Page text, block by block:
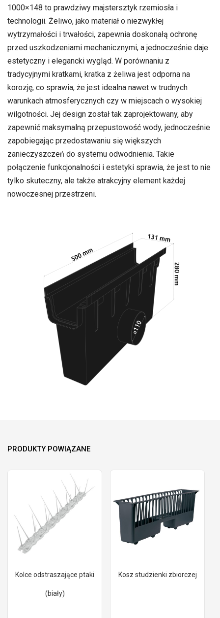
1000×148 to prawdziwy majstersztyk rzemiosła i
technologii. Żeliwo, jako materiał o niezwykłej
wytrzymałości i trwałości, zapewnia doskonałą ochronę
przed uszkodzeniami mechanicznymi, a jednocześnie daje
estetyczny i elegancki wygląd. W porównaniu z
tradycyjnymi kratkami, kratka z żeliwa jest odporna na
korozję, co sprawia, że jest idealna nawet w trudnych
warunkach atmosferycznych czy w miejscach o wysokiej
wilgotności. Jej design został tak zaprojektowany, aby
zapewnić maksymalną przepustowość wody, jednocześnie
zapobiegając przedostawaniu się większych
zanieczyszczeń do systemu odwodnienia. Takie
połączenie funkcjonalności i estetyki sprawia, że jest to nie
tylko skuteczny, ale także atrakcyjny element każdej
nowoczesnej przestrzeni.
PRODUKTY POWIĄZANE
Kolce odstraszające ptaki
(biały)
Kosz studzienki zbiorczej